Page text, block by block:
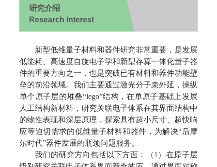
研究介绍
Research Interest
新型低维量子材料和器件研究非常重要，是发展
低能耗、高速度自旋电子学和新型存算一体化量子器
件的重要方向之一，也是突破已有材料和器件功能壁
垒的前沿领域。我们主要通过激光分子束外延，操纵
单个原子层的堆叠“lego”结构，在单原子基础上发展
人工结构新材料，研究关联电子体系在其界面结构中
的物性表现和深层原理，探索具有超小尺寸、超快响
应等迫切需求的低维量子材料和器件，为解决“后摩
尔时代”器件发展的瓶颈问题服务。
我们的研究方向包括以下方面：（1）在原子层